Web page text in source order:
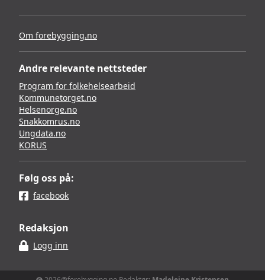
Om forebygging.no
Andre relevante nettsteder
Program for folkehelsearbeid
Kommunetorget.no
Helsenorge.no
Snakkomrus.no
Ungdata.no
KORUS
Følg oss på:
facebook
Redaksjon
Logg inn